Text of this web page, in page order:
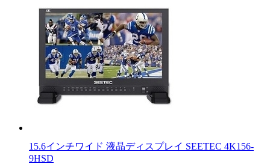
15.6インチワイド 液晶ディスプレイ SEETEC 4K156-
9HSD